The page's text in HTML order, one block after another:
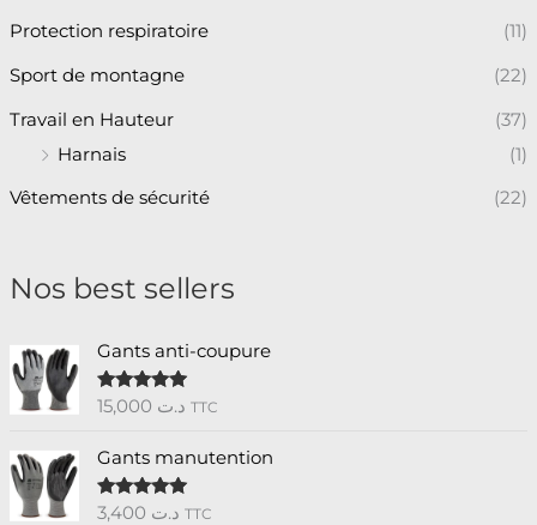
Protection respiratoire (11)
Sport de montagne (22)
Travail en Hauteur
(37)
Harnais
(1)
Vêtements de sécurité (22)
Nos best sellers
Gants anti-coupure
Note5.00د.ت TTC
Gants manutention
Note5.00د.ت TTC